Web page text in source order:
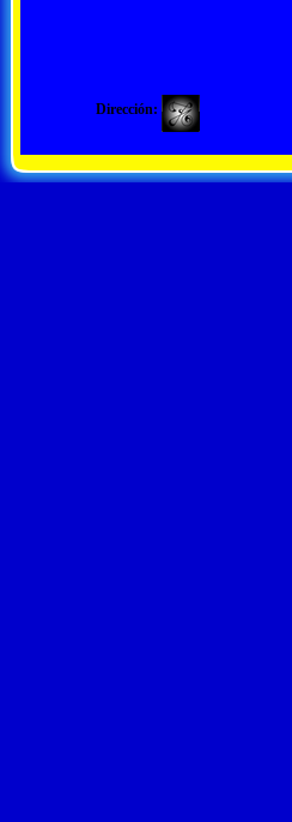
Dirección: